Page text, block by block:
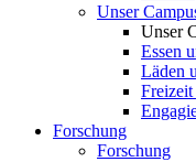
Unser
Unser
Essen
Läden
Freizeit
Forschung
Forschung